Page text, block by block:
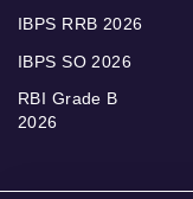
IBPS RRB 2026
IBPS SO 2026
RBI Grade B
2026